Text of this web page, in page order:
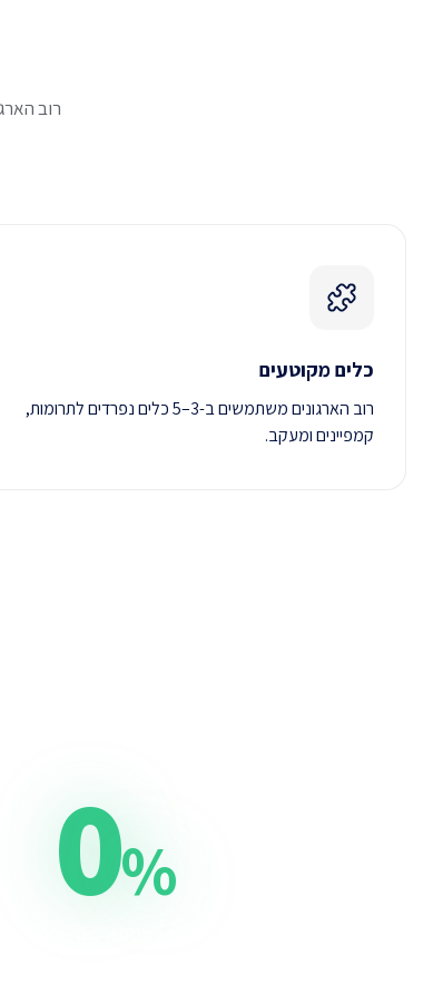
רוב
כלים מקוטעים
רוב הארגונים משתמשים ב-3–5 כלים נפרדים לתרומות,
קמפיינים ומעקב.
0%